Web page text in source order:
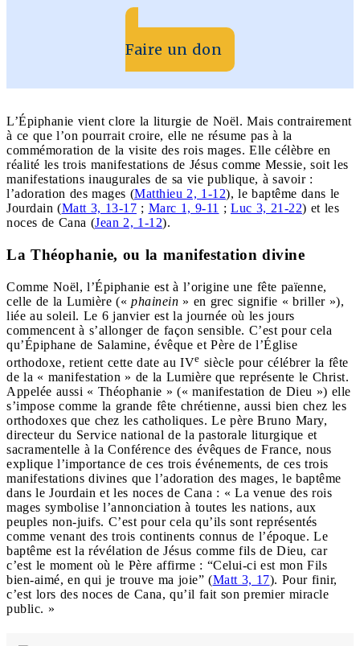
Faire un don
L’Épiphanie vient clore la liturgie de Noël. Mais contrairement
à ce que l’on pourrait croire, elle ne résume pas à la
commémoration de la visite des rois mages. Elle célèbre en
réalité les trois manifestations de Jésus comme Messie, soit les
manifestations inaugurales de sa vie publique, à savoir :
l’adoration des mages (Matthieu 2, 1-12), le baptême dans le
Jourdain (Matt 3, 13-17 ; Marc 1, 9-11 ; Luc 3, 21-22) et les
noces de Cana (Jean 2, 1-12).
La Théophanie, ou la manifestation divine
Comme Noël, l’Épiphanie est à l’origine une fête païenne,
celle de la Lumière (« phainein » en grec signifie « briller »),
liée au soleil. Le 6 janvier est la journée où les jours
commencent à s’allonger de façon sensible. C’est pour cela
qu’Épiphane de Salamine, évêque et Père de l’Église
orthodoxe, retient cette date au IVe siècle pour célébrer la fête
de la « manifestation » de la Lumière que représente le Christ.
Appelée aussi « Théophanie » (« manifestation de Dieu ») elle
s’impose comme la grande fête chrétienne, aussi bien chez les
orthodoxes que chez les catholiques. Le père Bruno Mary,
directeur du Service national de la pastorale liturgique et
sacramentelle à la Conférence des évêques de France, nous
explique l’importance de ces trois événements, de ces trois
manifestations divines que l’adoration des mages, le baptême
dans le Jourdain et les noces de Cana : « La venue des rois
mages symbolise l’annonciation à toutes les nations, aux
peuples non-juifs. C’est pour cela qu’ils sont représentés
comme venant des trois continents connus de l’époque. Le
baptême est la révélation de Jésus comme fils de Dieu, car
c’est le moment où le Père affirme : “Celui-ci est mon Fils
bien-aimé, en qui je trouve ma joie” (Matt 3, 17). Pour finir,
c’est lors des noces de Cana, qu’il fait son premier miracle
public. »